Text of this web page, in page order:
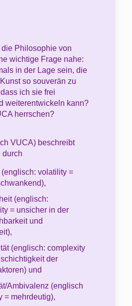
Philosophie von
wichtige Frage nahe:
in der Lage sein, die
so souverän zu
ich sie frei
weiterentwickeln kann?
herrschen?
VUCA) beschreibt
durch
volatility =
(englisch:
= unsicher in der
und
(englisch: complexity
der
und
Ambivalenz (englisch
= mehrdeutig),